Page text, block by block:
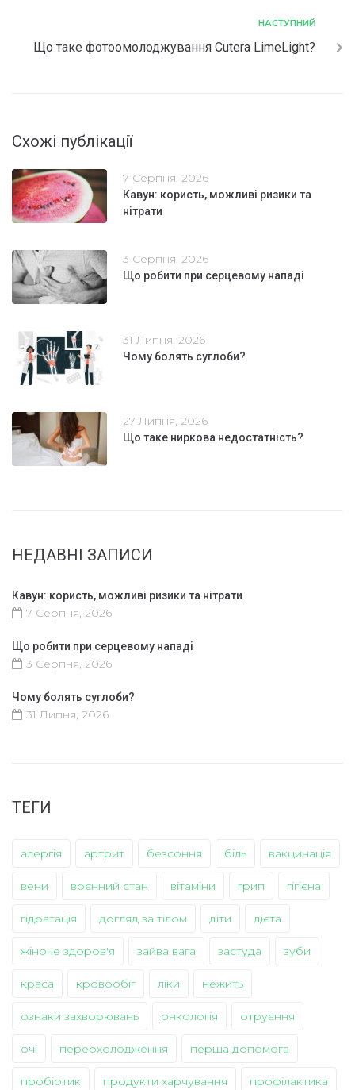
НАСТУПНИЙ
Що таке фотоомолоджування Cutera LimeLight?
Схожі публікації
7 Серпня, 2026
Кавун: користь, можливі ризики та
нітрати
3 Серпня, 2026
Що робити при серцевому нападі
31 Липня, 2026
Чому болять суглоби?
27 Липня, 2026
Що таке ниркова недостатність?
НЕДАВНІ ЗАПИСИ
Кавун: користь, можливі ризики та нітрати
7 Серпня, 2026
Що робити при серцевому нападі
3 Серпня, 2026
Чому болять суглоби?
31 Липня, 2026
ТЕГИ
алергія артрит безсоння біль вакцинація
вени воєнний стан вітаміни грип гігієна
гідратація догляд за тілом діти дієта
жіноче здоров'я зайва вага застуда зуби
краса кровообіг ліки нежить
ознаки захворювань онкологія отруєння
очі переохолодження перша допомога
пробіотик продукти харчування профілактика